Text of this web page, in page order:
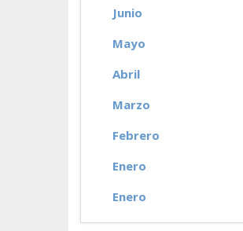
Junio
Mayo
Abril
Marzo
Febrero
Enero
Enero